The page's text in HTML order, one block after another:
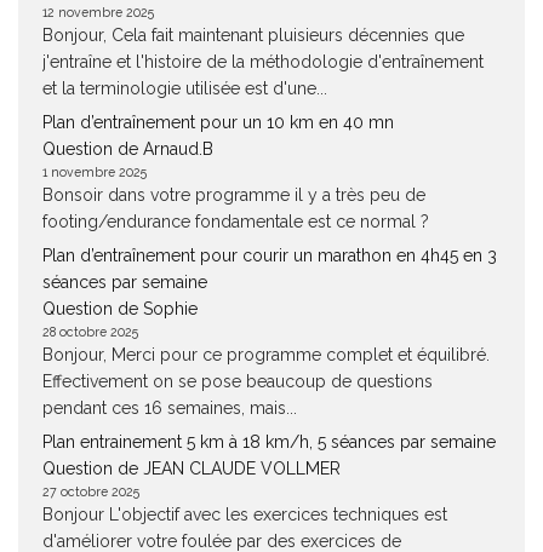
12 novembre 2025
Bonjour, Cela fait maintenant pluisieurs décennies que
j'entraîne et l'histoire de la méthodologie d'entraînement
et la terminologie utilisée est d'une...
Plan d’entraînement pour un 10 km en 40 mn
Question de Arnaud.B
1 novembre 2025
Bonsoir dans votre programme il y a très peu de
footing/endurance fondamentale est ce normal ?
Plan d’entraînement pour courir un marathon en 4h45 en 3
séances par semaine
Question de Sophie
28 octobre 2025
Bonjour, Merci pour ce programme complet et équilibré.
Effectivement on se pose beaucoup de questions
pendant ces 16 semaines, mais...
Plan entrainement 5 km à 18 km/h, 5 séances par semaine
Question de JEAN CLAUDE VOLLMER
27 octobre 2025
Bonjour L'objectif avec les exercices techniques est
d'améliorer votre foulée par des exercices de